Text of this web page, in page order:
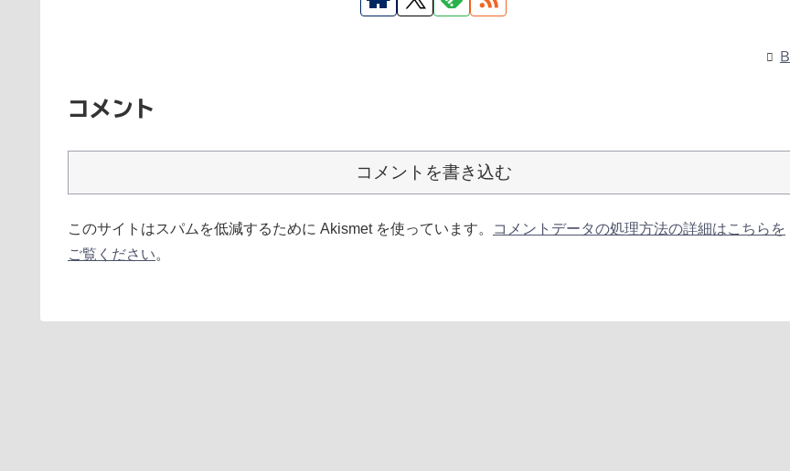
B
コメント
コメントを書き込む
このサイトはスパムを低減するために Akismet を使っています。
コメントデータの処理方法の詳細はこちらを
ご覧ください。